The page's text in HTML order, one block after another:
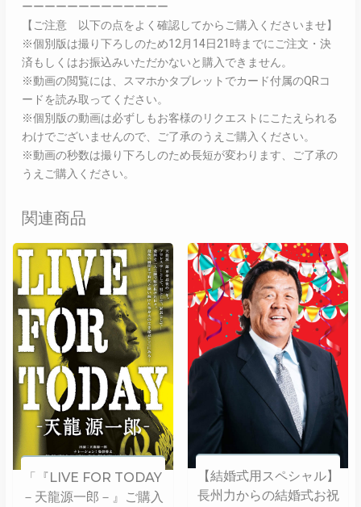
ーーーーーーーーーーーーー
【ご注意 以下の点をよく確認してからご購入くださいませ】
※個別版は撮り下ろしのため12月14日21時までにご注文・決
済もしくはお振込みいただかないと購入できません。
※動画の閲覧には、スマホかタブレットでカード付属のQRコ
ードを読み取ってください。
※個別版の動画は必ずしもお客様のリクエストにこたえられる
わけでございませんので、ご了承のうえご購入ください。
※動画の秒数は撮り下ろしのため長短が変わります、ご了承の
うえご購入ください。
関連商品
「『LIVE FOR TODAY
－天龍源一郎－』ご購入
【結婚式用スペシャル】
長州力からの結婚式お祝